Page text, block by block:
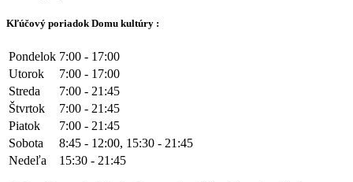
Kľúčový poriadok Domu kultúry :
Pondelok 7:00 - 17:00
Utorok
7:00 - 17:00
Streda
7:00 - 21:45
Štvrtok
7:00 - 21:45
Piatok
7:00 - 21:45
Sobota
8:45 - 12:00, 15:30 - 21:45
Nedeľa
15:30 - 21:45